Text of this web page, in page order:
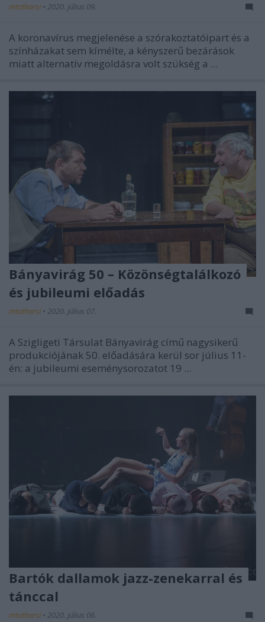
mtothorsi • 2020. július 09.
A koronavírus megjelenése a szórakoztatóipart és a
színházakat sem kímélte, a kényszerű bezárások
miatt alternatív megoldásra volt szükség a ...
Bányavirág 50 – Közönségtalálkozó
és jubileumi előadás
mtothorsi • 2020. július 07.
A Szigligeti Társulat Bányavirág című nagysikerű
produkciójának 50. előadására kerül sor július 11-
én: a jubileumi eseménysorozatot 19 ...
Bartók dallamok jazz-zenekarral és
tánccal
mtothorsi • 2020. július 06.